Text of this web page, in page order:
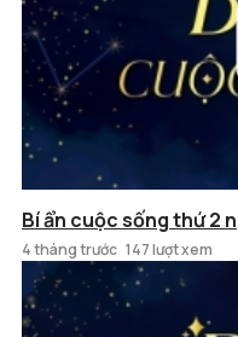
Bí ẩn cuộc sống thứ 2
4 tháng trước 147 lượt xem